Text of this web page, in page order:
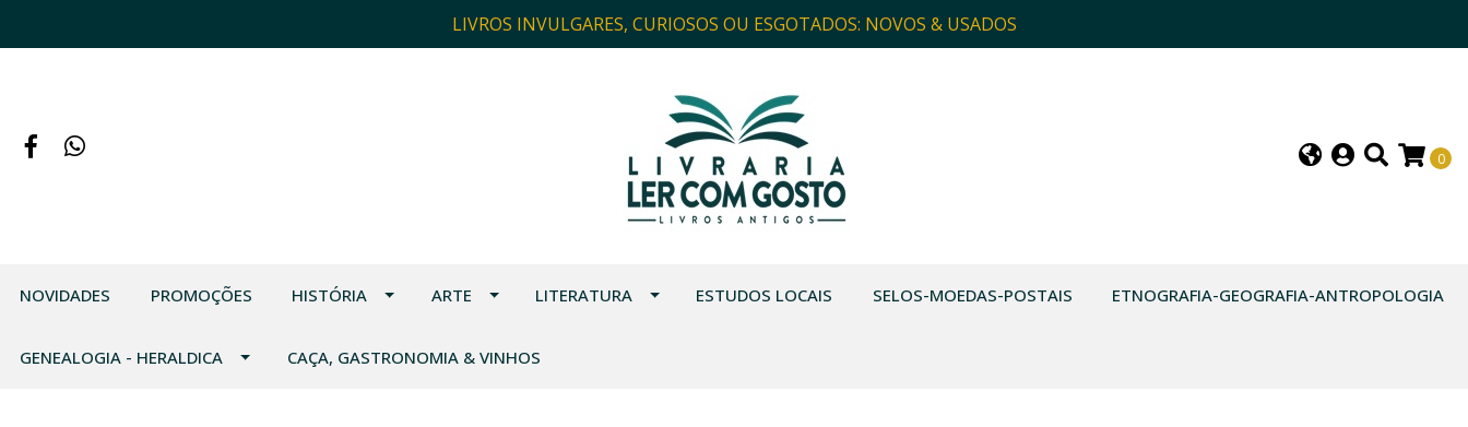
LIVROS INVULGARES, CURIOSOS OU ESGOTADOS: NOVOS & USADOS
0
NOVIDADES PROMOÇÕES HISTÓRIA ARTE LITERATURA ESTUDOS LOCAIS SELOS-MOEDAS-POSTAIS ETNOGRAFIA-GEOGRAFIA-ANTROPOLOGIA
GENEALOGIA - HERALDICA CAÇA, GASTRONOMIA & VINHOS